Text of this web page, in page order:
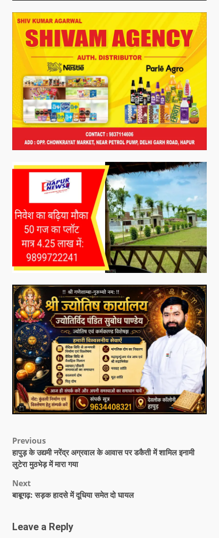
Previous
हापुड़ के उद्यमी नरेंद्र अग्रवाल के आवास पर डकैती में शामिल इनामी
लुटेरा मुठभेड़ में मारा गया
Next
बाबूगढ़: सड़क हादसे में दूधिया समेत दो घायल
Leave a Reply